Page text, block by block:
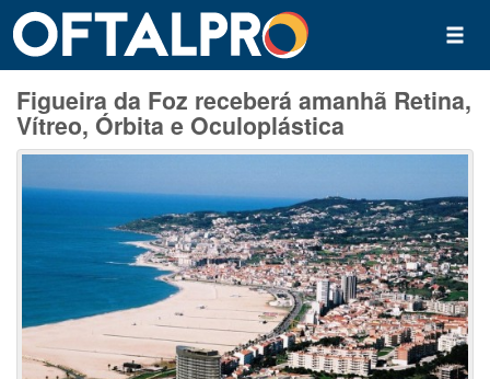
Figueira da Foz receberá amanhã Retina,
Vítreo, Órbita e Oculoplástica